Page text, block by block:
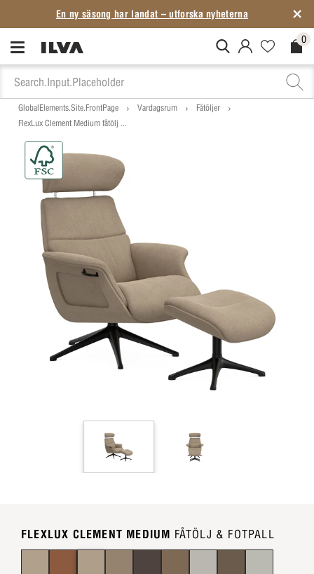
En ny säsong har landat – utforska nyheterna
MitIlva.Login 0
GlobalElements.Site.FrontPage Vardagsrum
Fåtöljer
FlexLux Clement Medium fåtölj ...
FLEXLUX CLEMENT MEDIUM FÅTÖLJ & FOTPALL